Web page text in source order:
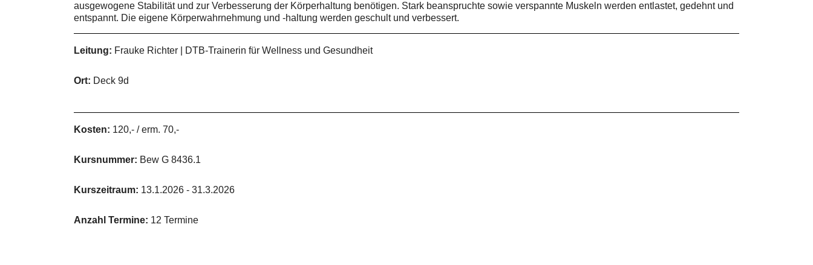
ausgewogene Stabilität und zur Verbesserung der Körperhaltung benötigen. Stark beanspruchte sowie verspannte Muskeln werden entlastet, gedehnt und
entspannt. Die eigene Körperwahrnehmung und -haltung werden geschult und verbessert.
Leitung: Frauke Richter | DTB-Trainerin für Wellness und Gesundheit
Ort: Deck 9d
Kosten: 120,- / erm. 70,-
Kursnummer: Bew G 8436.1
Kurszeitraum: 13.1.2026 - 31.3.2026
Anzahl Termine: 12 Termine